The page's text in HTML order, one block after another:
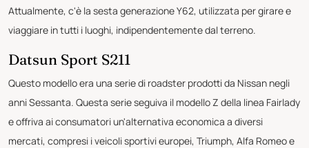
Attualmente, c'è la sesta generazione Y62, utilizzata per girare e
viaggiare in tutti i luoghi, indipendentemente dal terreno.
Datsun Sport S211
Questo modello era una serie di roadster prodotti da Nissan negli
anni Sessanta. Questa serie seguiva il modello Z della linea Fairlady
e offriva ai consumatori un'alternativa economica a diversi
mercati, compresi i veicoli sportivi europei, Triumph, Alfa Romeo e